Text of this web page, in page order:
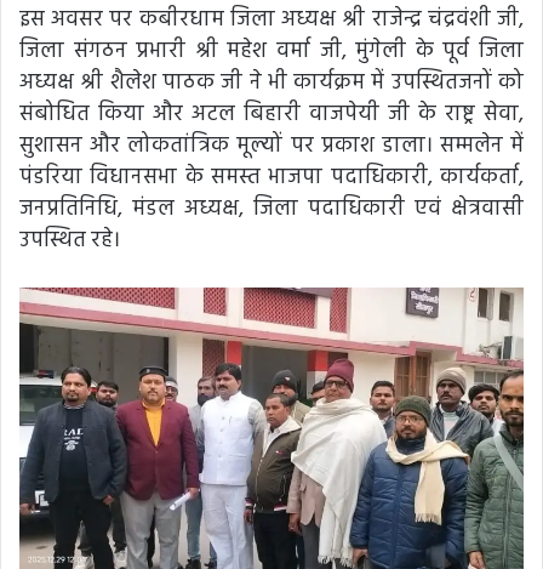
इस अवसर पर कबीरधाम जिला अध्यक्ष श्री राजेन्द्र चंद्रवंशी जी,
जिला संगठन प्रभारी श्री महेश वर्मा जी, मुंगेली के पूर्व जिला
अध्यक्ष श्री शैलेश पाठक जी ने भी कार्यक्रम में उपस्थितजनों को
संबोधित किया और अटल बिहारी वाजपेयी जी के राष्ट्र सेवा,
सुशासन और लोकतांत्रिक मूल्यों पर प्रकाश डाला। सम्मलेन में
पंडरिया विधानसभा के समस्त भाजपा पदाधिकारी, कार्यकर्ता,
जनप्रतिनिधि, मंडल अध्यक्ष, जिला पदाधिकारी एवं क्षेत्रवासी
उपस्थित रहे।